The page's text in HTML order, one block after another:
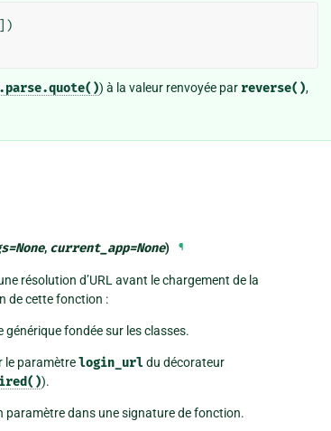
])
) à la valeur renvoyée par reverse(),
=None, current_app=None) ¶
résolution d’URL avant le chargement de la
de cette fonction :
générique fondée sur les classes.
le paramètrelogin_urldu décorateur
).
paramètre dans une signature de fonction.